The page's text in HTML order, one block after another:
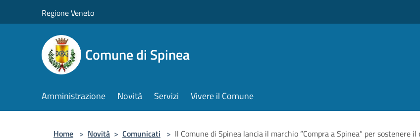
Regione Veneto
Comune di Spinea
Amministrazione Novità Servizi Vivere il Comune
Home > Novità > Comunicati > Il Comune di Spinea lancia il marchio “Compra a Spinea” per sostenere